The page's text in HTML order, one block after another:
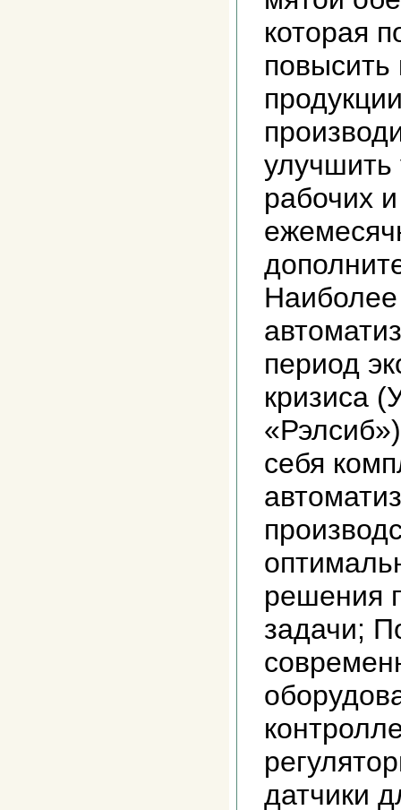
которая
повысить
улучшить
рабочих
период
кризиса
себя
решения
задачи;
датчики